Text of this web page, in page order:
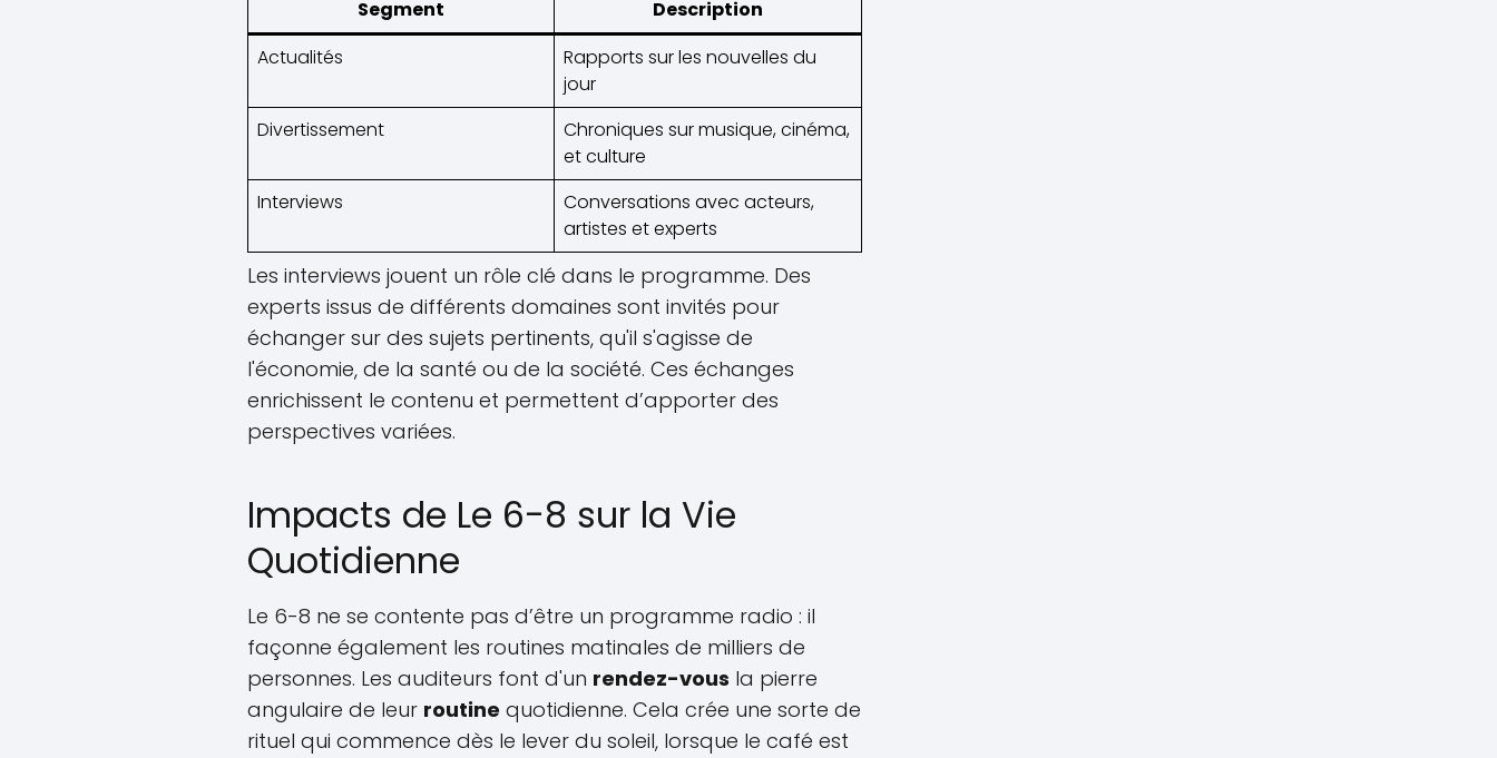
Segment
Description
Actualités
Rapports sur les nouvelles du
jour
Divertissement
Chroniques sur musique, cinéma,
et culture
Interviews
Conversations avec acteurs,
artistes et experts
Les interviews jouent un rôle clé dans le programme. Des
experts issus de différents domaines sont invités pour
échanger sur des sujets pertinents, qu'il s'agisse de
l'économie, de la santé ou de la société. Ces échanges
enrichissent le contenu et permettent d’apporter des
perspectives variées.
Impacts de Le 6-8 sur la Vie
Quotidienne
Le 6-8 ne se contente pas d’être un programme radio : il
façonne également les routines matinales de milliers de
personnes. Les auditeurs font d'un rendez-vous la pierre
angulaire de leur routine quotidienne. Cela crée une sorte de
rituel qui commence dès le lever du soleil, lorsque le café est